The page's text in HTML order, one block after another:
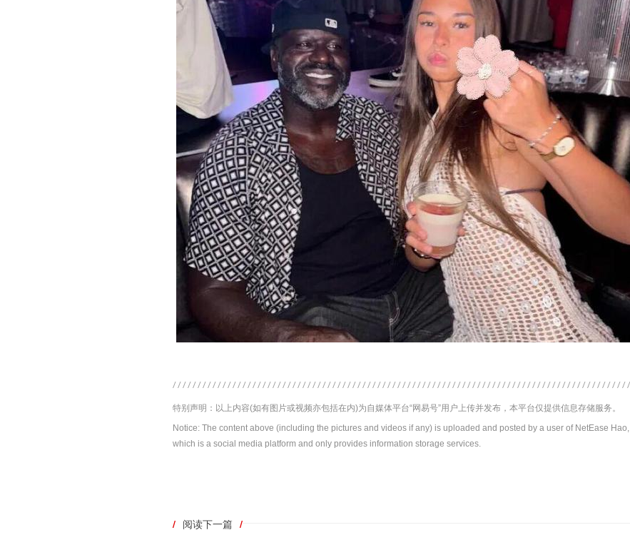
特别声明：以上内容(如有图片或视频亦包括在内)为自媒体平台“网易号”用户上传并发布，本平台仅提供信息存储服务。
Notice: The content above (including the pictures and videos if any) is uploaded and posted by a user of NetEase Hao,
which is a social media platform and only provides information storage services.
/ 阅读下一篇 /